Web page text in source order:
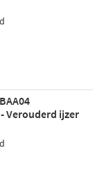
Verouderd ijzer